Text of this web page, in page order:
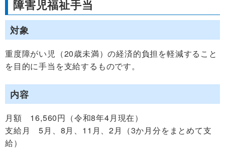
障害児福祉手当
対象
重度障がい児（20歳未満）の経済的負担を軽減すること
を目的に手当を支給するものです。
内容
月額 16,560円（令和8年4月現在）
支給月 5月、8月、11月、2月（3か月分をまとめて支
給）